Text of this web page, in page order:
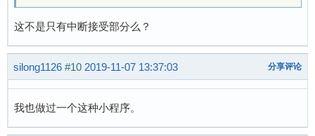
  	{
  	case 1:  IrInter.DataPiontA=(Uchar*)&IrdataA.DM1;   //取数据A指针地址
                     ; break;
  	case 2:  IrInter.DataPiontA=(Uchar*)&IrdataA.DM1+4;  //取数据A指针地址+4
            case 3:  IrInter.Rn01=0;
            	       IrInter.DataPiontA=(Uchar*)&IrdataA.DM1+8;  //取数据A指针地址+8
这不是只有中断接受部分么？
silong1126 #10 2019-11-07 13:37:03 分享评论
我也做过一个这种小程序。